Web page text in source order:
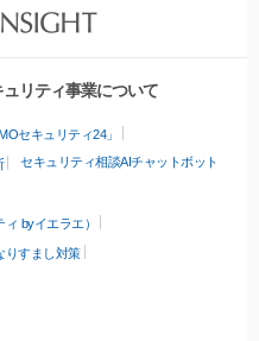
リティ事業について
セキュリティ24」
セキュリティ相談AIチャットボット
byイエラエ）
りすまし対策